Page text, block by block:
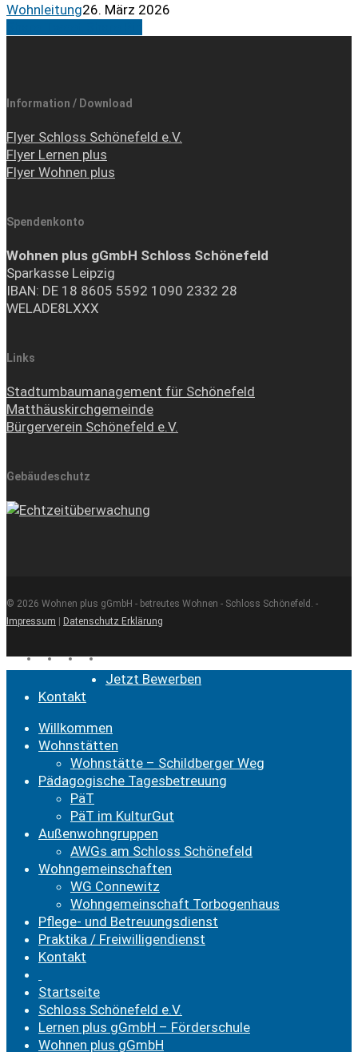
Wohnleitung26. März 2026
Information / Download
Flyer Schloss Schönefeld e.V.
Flyer Lernen plus
Flyer Wohnen plus
Spendenkonto
Wohnen plus gGmbH Schloss Schönefeld
Sparkasse Leipzig
IBAN: DE 18 8605 5592 1090 2332 28
WELADE8LXXX
Links
Stadtumbaumanagement für Schönefeld
Matthäuskirchgemeinde
Bürgerverein Schönefeld e.V.
Gebäudeschutz
© 2026 Wohnen plus gGmbH - betreutes Wohnen - Schloss Schönefeld. -
Impressum
Datenschutz Erklärung
facebookyoutubeinstagram
email
Close
Jetzt Bewerben
Kontakt
Willkommen
Wohnstätten
Wohnstätte – Schildberger Weg
Pädagogische Tagesbetreuung
PäT
PäT im KulturGut
Außenwohngruppen
AWGs am Schloss Schönefeld
Wohngemeinschaften
WG Connewitz
Wohngemeinschaft Torbogenhaus
Pflege- und Betreuungsdienst
Praktika / Freiwilligendienst
Kontakt
Startseite
Schloss Schönefeld e.V.
Lernen plus gGmbH – Förderschule
Wohnen plus gGmbH